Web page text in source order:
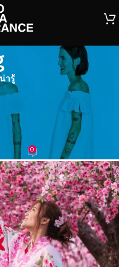
ารู้
อมกลิ่นเพี้ยน
ลิ่นหอมยาวนาน
2022 0